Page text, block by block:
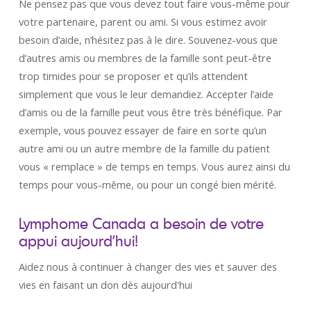
Ne pensez pas que vous devez tout faire vous-même pour
votre partenaire, parent ou ami. Si vous estimez avoir
besoin d’aide, n’hésitez pas à le dire. Souvenez-vous que
d’autres amis ou membres de la famille sont peut-être
trop timides pour se proposer et qu’ils attendent
simplement que vous le leur demandiez. Accepter l’aide
d’amis ou de la famille peut vous être très bénéfique. Par
exemple, vous pouvez essayer de faire en sorte qu’un
autre ami ou un autre membre de la famille du patient
vous « remplace » de temps en temps. Vous aurez ainsi du
temps pour vous-même, ou pour un congé bien mérité.
Lymphome Canada a besoin de votre
appui aujourd’hui!
Aidez nous à continuer à changer des vies et sauver des
vies en faisant un don dès aujourd'hui